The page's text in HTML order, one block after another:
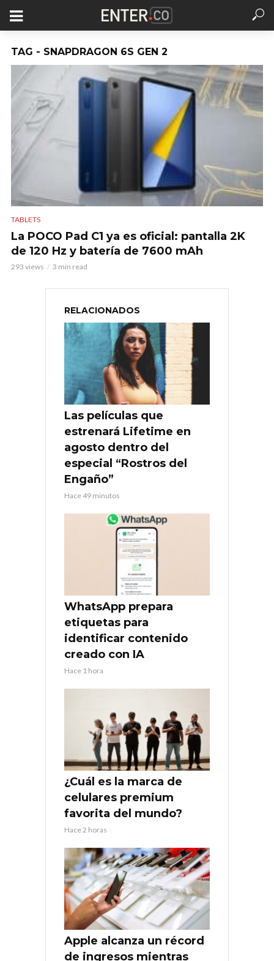
TAG - SNAPDRAGON 6S GEN 2
TABLETS
La POCO Pad C1 ya es oficial: pantalla 2K
de 120 Hz y batería de 7600 mAh
293 views 3 min read
RELACIONADOS
Las películas que
estrenará Lifetime en
agosto dentro del
especial “Rostros del
Engaño”
Hace 49 minutos
WhatsApp prepara
etiquetas para
identificar contenido
creado con IA
Hace 1 hora
¿Cuál es la marca de
celulares premium
favorita del mundo?
Hace 2 horas
Apple alcanza un récord
de ingresos mientras